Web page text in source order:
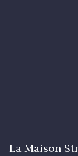
La Maison